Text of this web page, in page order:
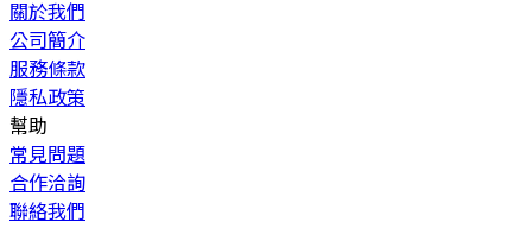
關於我們
公司簡介
服務條款
隱私政策
幫助
常見問題
合作洽詢
聯絡我們